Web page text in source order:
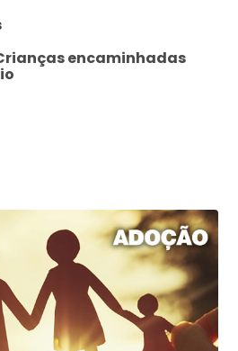
encaminhadas